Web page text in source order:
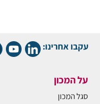
עקבו אחרינו:
על המכון
סגל המכון